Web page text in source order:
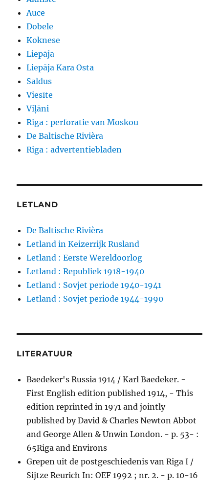
Auce
Dobele
Koknese
Liepāja
Liepāja Kara Osta
Saldus
Viesīte
Viļāni
Riga : perforatie van Moskou
De Baltische Rivièra
Riga : advertentiebladen
LETLAND
De Baltische Rivièra
Letland in Keizerrijk Rusland
Letland : Eerste Wereldoorlog
Letland : Republiek 1918-1940
Letland : Sovjet periode 1940-1941
Letland : Sovjet periode 1944-1990
LITERATUUR
Baedeker's Russia 1914 / Karl Baedeker. -
First English edition published 1914, - This
edition reprinted in 1971 and jointly
published by David & Charles Newton Abbot
and George Allen & Unwin London. - p. 53- :
65Riga and Environs
Grepen uit de postgeschiedenis van Riga I /
Sijtze Reurich In: OEF 1992 ; nr. 2. - p. 10-16